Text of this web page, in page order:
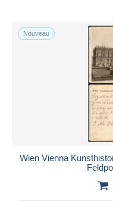
Nouveau
Wien Vienna